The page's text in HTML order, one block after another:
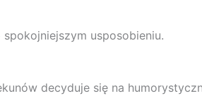
usposobieniu.
decyduje się na